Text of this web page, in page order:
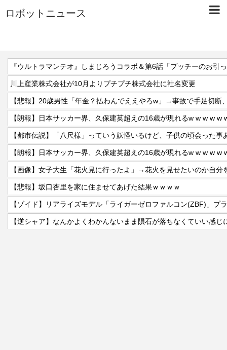
ロボットニュース
『ウルトラマンテオ』しまじろうコラボ＆第6話「プッチーのお引
川上産業株式会社が10月よりプチプチ株式会社に社名変更
【朗報】日本サッカー界、久保建英超えの16歳が現れるw w w w w
【都市伝説】「八尺様」っていう妖怪いるけど、子供の頃会った事
【朗報】日本サッカー界、久保建英超えの16歳が現れるw w w w w
【悲報】坂口杏里を家に住ませてあげた結果ｗｗｗｗ
【ゾイド】リアライズモデル「ライガーゼロファルコン(ZBF)」プ